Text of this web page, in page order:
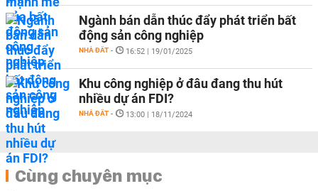
Ngành bán dẫn thúc đẩy phát triển bất
động sản công nghiệp
NHÀ ĐẤT - 16:52 | 19/01/2025
Khu công nghiệp ở đâu đang thu hút
nhiều dự án FDI?
NHÀ ĐẤT - 13:00 | 18/11/2024
Cùng chuyên mục